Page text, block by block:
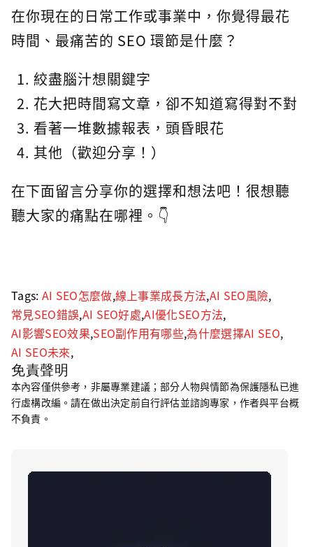
在你現在的日常工作或事業中，你覺得最花
時間、最痛苦的 SEO 環節是什麼？
絞盡腦汁想關鍵字
花大把時間寫文章，卻不知道寫得對不對
看著一堆數據報表，頭昏眼花
其他（歡迎分享！）
在下面留言分享你的選擇和想法吧！很想聽
聽大家的痛點在哪裡。👇
Tags: AI SEO怎麼做,線上事業成長方法,AI SEO風險,
常見SEO錯誤,AI SEO好處,AI優化SEO方法,
AI影響SEO效果,SEO副作用有哪些,為什麼選擇AI SEO,
AI SEO未來,
免責聲明
本內容僅供參考，非屬專業建議；部分人物與情節為保護隱私已進
行虛構改編。請在做出決定前自行評估並諮詢專家，作者與平台概
不負責。